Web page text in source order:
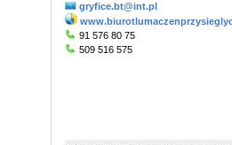
gryfice.bt@int.pl
91 576 80 75
509 516 575